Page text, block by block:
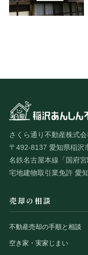
さくら通り不動産株式
〒492-8137 愛知県稲沢
名鉄名古屋本線「国府
宅地建物取引業免許 愛
売却の相談
不動産売却の手順と相談
空き家・実家じまい